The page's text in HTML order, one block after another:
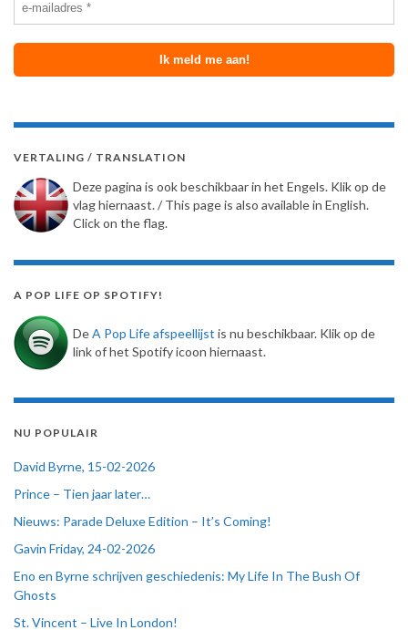
VERTALING / TRANSLATION
Deze pagina is ook beschikbaar in het Engels. Klik op de
vlag hiernaast. / This page is also available in English.
Click on the flag.
A POP LIFE OP SPOTIFY!
DeA Pop Life afspeellijst is nu beschikbaar. Klik op de
link of het Spotify icoon hiernaast.
NU POPULAIR
David Byrne, 15-02-2026
Prince – Tien jaar later…
Nieuws: Parade Deluxe Edition – It’s Coming!
Gavin Friday, 24-02-2026
Eno en Byrne schrijven geschiedenis: My Life In The Bush Of
Ghosts
St. Vincent – Live In London!